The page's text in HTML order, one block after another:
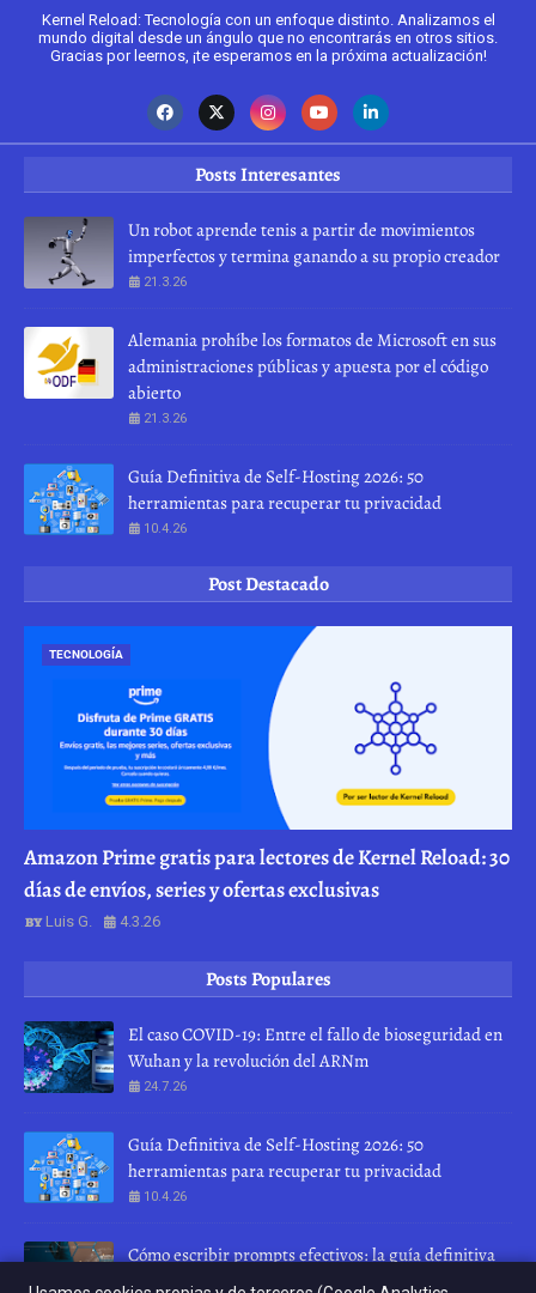
Kernel Reload: Tecnología con un enfoque distinto. Analizamos el
mundo digital desde un ángulo que no encontrarás en otros sitios.
Gracias por leernos, ¡te esperamos en la próxima actualización!
Posts Interesantes
Un robot aprende tenis a partir de movimientos
imperfectos y termina ganando a su propio creador
21.3.26
Alemania prohíbe los formatos de Microsoft en sus
administraciones públicas y apuesta por el código
abierto
21.3.26
Guía Definitiva de Self-Hosting 2026: 50
herramientas para recuperar tu privacidad
10.4.26
Post Destacado
TECNOLOGÍA
Amazon Prime gratis para lectores de Kernel Reload: 30
días de envíos, series y ofertas exclusivas
Luis G. 4.3.26
Posts Populares
El caso COVID-19: Entre el fallo de bioseguridad en
Wuhan y la revolución del ARNm
24.7.26
Guía Definitiva de Self-Hosting 2026: 50
herramientas para recuperar tu privacidad
10.4.26
Cómo escribir prompts efectivos: la guía definitiva
para hablar con una IA